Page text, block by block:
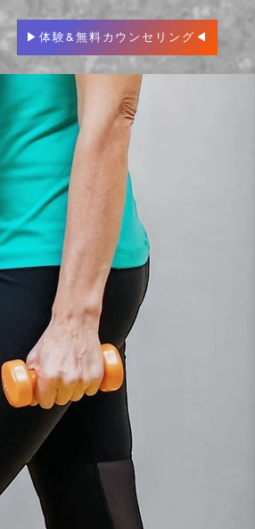
▶︎体験&無料カウンセリング◀︎